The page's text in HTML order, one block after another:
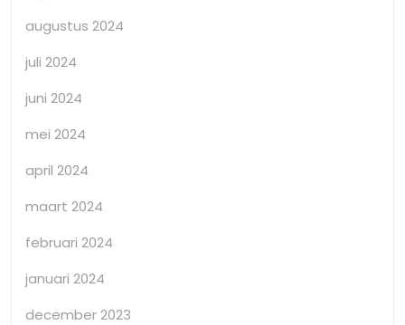
augustus 2024
juli 2024
juni 2024
mei 2024
april 2024
maart 2024
februari 2024
januari 2024
december 2023